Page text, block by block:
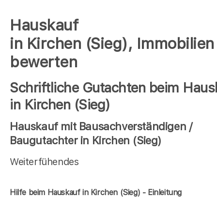
Hauskauf
in Kirchen (Sieg), Immobilien
bewerten
Schriftliche Gutachten beim
in Kirchen (Sieg)
Hauskauf mit Bausachverständigen /
Baugutachter in Kirchen (Sieg)
Weiterfühendes
Hilfe beim Hauskauf in Kirchen (Sieg) - Einleitung